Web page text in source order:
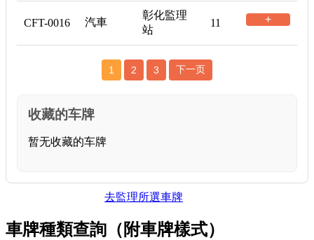
CFT-0016 汽車
彰化監理
站
11 +
1 2 3 下一页
收藏的车牌
暂无收藏的车牌
去監理所選車牌
車牌種類查詢（附車牌樣式）